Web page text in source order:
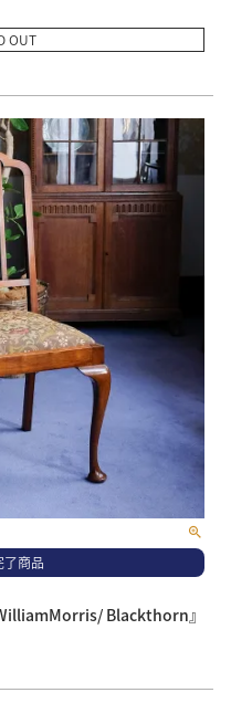
OUT
了商品
Blackthorn』